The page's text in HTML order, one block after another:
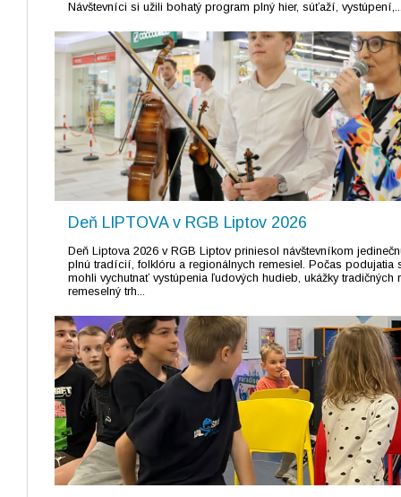
Návštevníci si užili bohatý program plný hier, súťaží,
Deň LIPTOVA v RGB Liptov 2026
Deň Liptova 2026 v RGB Liptov priniesol návštevníkom
plnú tradícií, folklóru a regionálnych remesiel. Počas podujatia
mohli vychutnať vystúpenia ľudových hudieb, ukážky tradičných
remeselný trh...